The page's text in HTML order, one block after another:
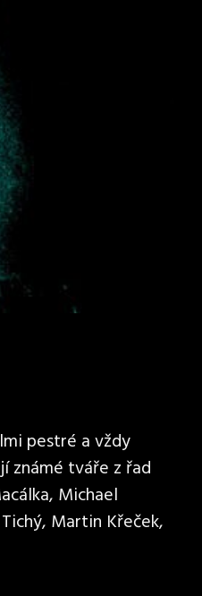
pestré a vždy
známé tváře z řad
Michael
Martin Křeček,